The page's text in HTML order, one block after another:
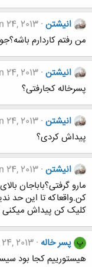
انیشتن 24, 2013
من رفتم کاردارم
انیشتن 24, 2013
پسرخاله کجارفتی؟
انیشتن 24, 2013
پیداش کردی؟
انیشتن 24, 2013
مارو گرفتی؟باباجان
کن.واقعاکه تا این حد
کلیک کن پیداش میکنی
پ پسر خاله 2013
هیستورییم کجا بود